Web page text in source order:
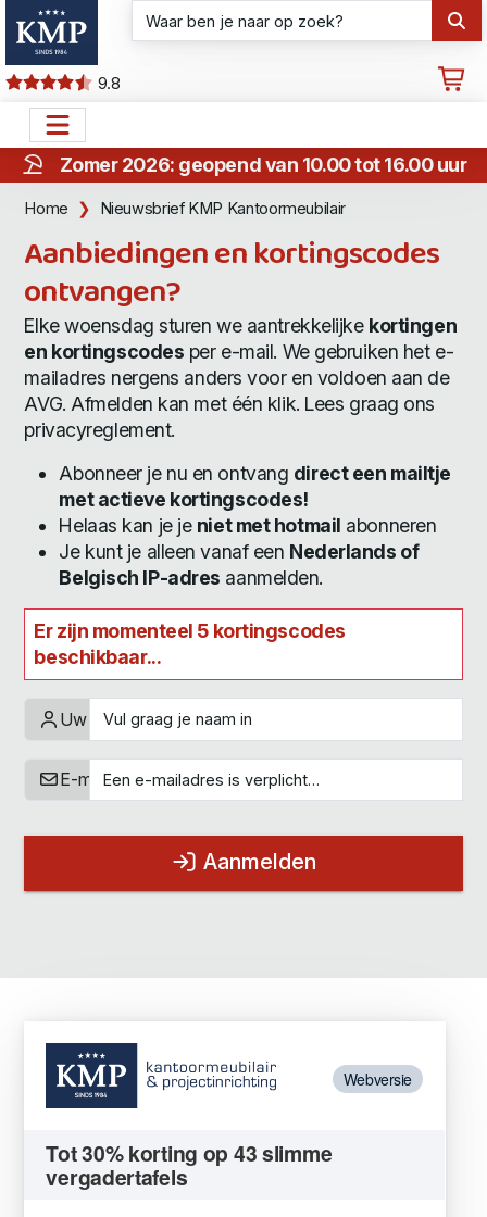
9.8
Zomer 2026: geopend van 10.00 tot 16.00 uur
Home Nieuwsbrief KMP Kantoormeubilair
Aanbiedingen en kortingscodes
ontvangen?
Elke woensdag sturen we aantrekkelijke kortingen
en kortingscodes per e-mail. We gebruiken het e-
mailadres nergens anders voor en voldoen aan de
AVG. Afmelden kan met één klik. Lees graag ons
privacyreglement.
Abonneer je nu en ontvang direct een mailtje
met actieve kortingscodes!
Helaas kan je je niet met hotmail abonneren
Je kunt je alleen vanaf een Nederlands of
Belgisch IP-adres aanmelden.
Er zijn momenteel 5 kortingscodes
beschikbaar...
Uw naam
E-mailadres
Aanmelden
Webversie
Tot 30% korting op 43 slimme
vergadertafels